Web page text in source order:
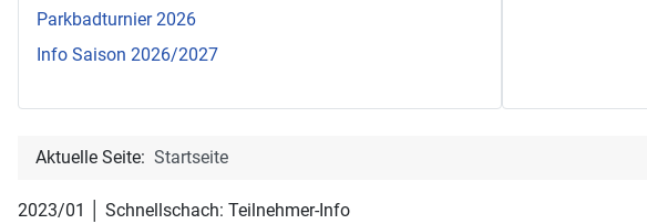
Parkbadturnier 2026
Info Saison 2026/2027
Aktuelle Seite: Startseite
2023/01 │ Schnellschach: Teilnehmer-Info